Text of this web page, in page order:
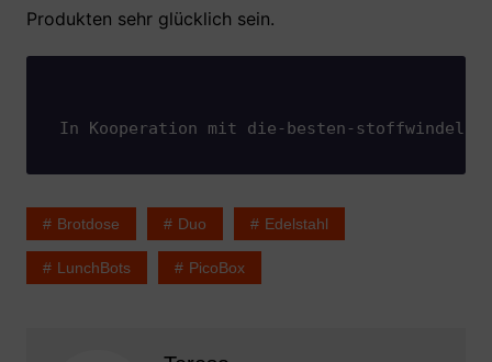
Produkten sehr glücklich sein.
In Kooperation mit die-besten-
Brotdose Duo Edelstahl
LunchBots PicoBox